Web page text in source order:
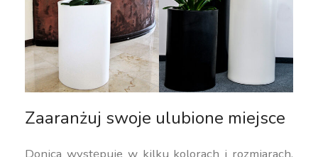
Zaaranżuj swoje ulubione miejsce
Donica występuje w kilku kolorach i rozmiarach.